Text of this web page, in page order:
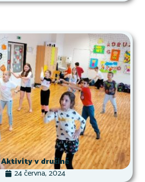
Aktivity v družině
24 června, 2024